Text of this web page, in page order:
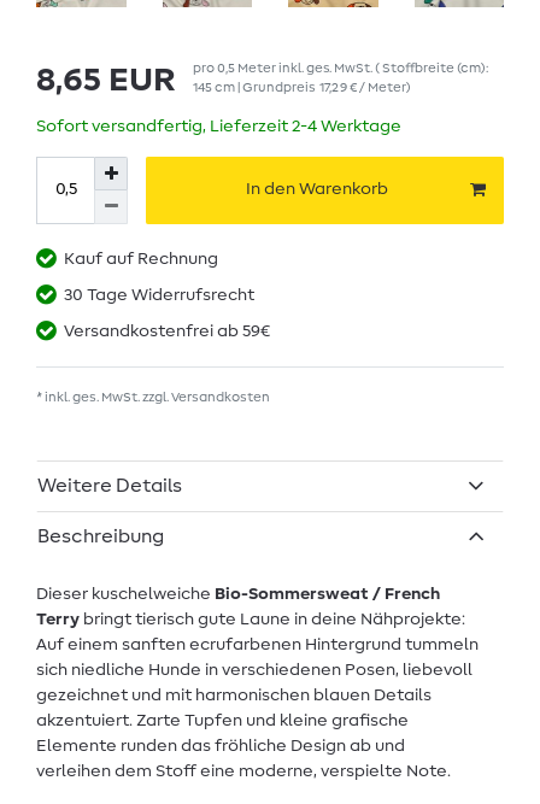
8,65 EUR pro0,5 Meterinkl. ges. MwSt. ( Stoffbreite (cm):
145 cm | Grundpreis 17,29 € / Meter)
Sofort versandfertig, Lieferzeit 2-4 Werktage
In den Warenkorb
Kauf auf Rechnung
30 Tage Widerrufsrecht
Versandkostenfrei ab 59€
* inkl. ges. MwSt. zzgl. Versandkosten
Weitere Details
Beschreibung
Dieser kuschelweiche Bio-Sommersweat / French
Terry bringt tierisch gute Laune in deine Nähprojekte:
Auf einem sanften ecrufarbenen Hintergrund tummeln
sich niedliche Hunde in verschiedenen Posen, liebevoll
gezeichnet und mit harmonischen blauen Details
akzentuiert. Zarte Tupfen und kleine grafische
Elemente runden das fröhliche Design ab und
verleihen dem Stoff eine moderne, verspielte Note.